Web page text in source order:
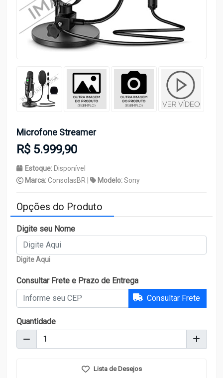
Microfone Streamer
R$ 5.999,90
Estoque: Disponível
Marca:ConsolasBR | Modelo:Sony
Opções do Produto
Digite seu Nome
Digite Aqui
Consultar Frete e Prazo de Entrega
Consultar Frete
Quantidade
Lista de Desejos